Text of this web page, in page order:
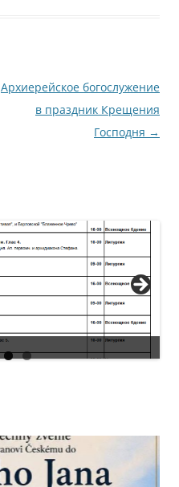
Архиерейское богослужение
в праздник Крещения
Господня →